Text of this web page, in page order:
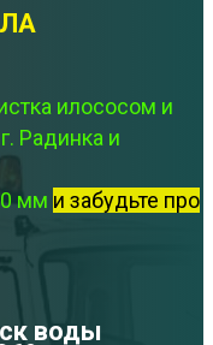
илососом и
Радинка и
мм и забудьте про
воды